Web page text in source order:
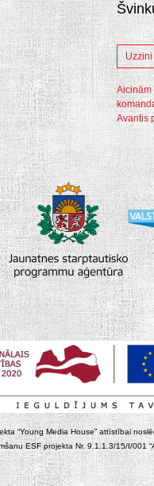
Aicinām
Avantis
“Young Media House” attīstībai
ESF projekta Nr. 9.1.1.3/15/I/001